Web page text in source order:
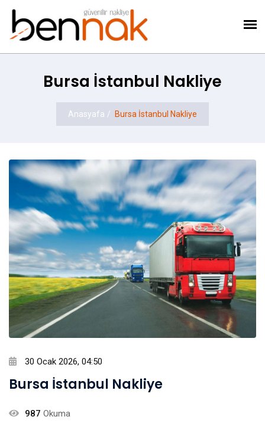
Bursa İstanbul Nakliye
Anasyafa Bursa İstanbul Nakliye
30 Ocak 2026, 04:50
Bursa İstanbul Nakliye
987 Okuma